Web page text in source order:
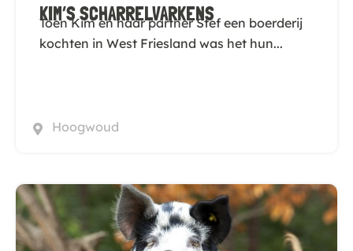
KIM’S SCHARRELVARKENS
Toen Kim en haar partner Stef een boerderij
kochten in West Friesland was het hun...
Hoogwoud